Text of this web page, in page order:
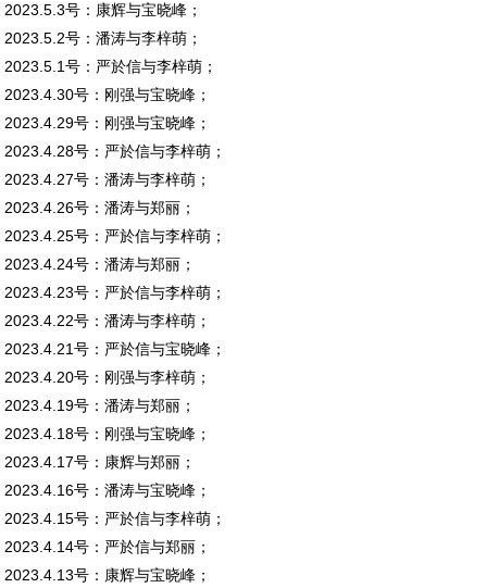
2023.5.3号：康辉与宝晓峰；
2023.5.2号：潘涛与李梓萌；
2023.5.1号：严於信与李梓萌；
2023.4.30号：刚强与宝晓峰；
2023.4.29号：刚强与宝晓峰；
2023.4.28号：严於信与李梓萌；
2023.4.27号：潘涛与李梓萌；
2023.4.26号：潘涛与郑丽；
2023.4.25号：严於信与李梓萌；
2023.4.24号：潘涛与郑丽；
2023.4.23号：严於信与李梓萌；
2023.4.22号：潘涛与李梓萌；
2023.4.21号：严於信与宝晓峰；
2023.4.20号：刚强与李梓萌；
2023.4.19号：潘涛与郑丽；
2023.4.18号：刚强与宝晓峰；
2023.4.17号：康辉与郑丽；
2023.4.16号：潘涛与宝晓峰；
2023.4.15号：严於信与李梓萌；
2023.4.14号：严於信与郑丽；
2023.4.13号：康辉与宝晓峰；